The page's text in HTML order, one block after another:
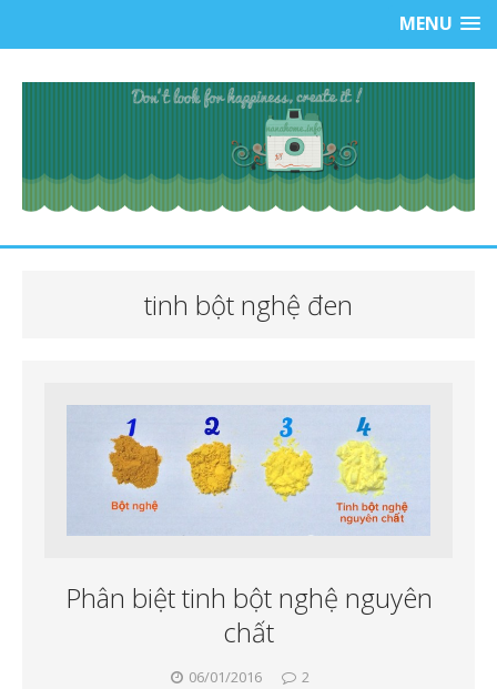
MENU
tinh bột nghệ đen
Phân biệt tinh bột nghệ nguyên
chất
06/01/2016 2